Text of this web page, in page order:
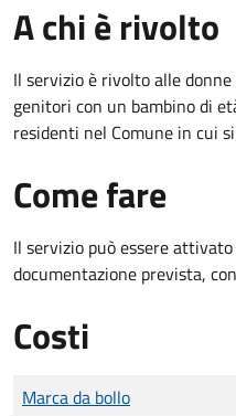
A chi è rivolto
Il servizio è rivolto alle
genitori con un bambino di
residenti nel Comune in cui
Come fare
Il servizio può essere
documentazione prevista,
Costi
Tipo di pagamento
Importo
Marca da bollo